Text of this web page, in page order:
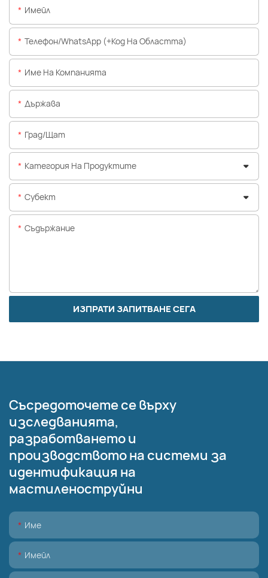
Имейл
Телефон/WhatsApp (+Код На Областта)
Име На Компанията
Държава
Град/щат
Категория На Продуктите
Субект
Съдържание
ИЗПРАТИ ЗАПИТВАНЕ СЕГА
Съсредоточете се върху
изследванията,
разработването и
производството на системи за
идентификация на
мастиленоструйни
Име
Имейл